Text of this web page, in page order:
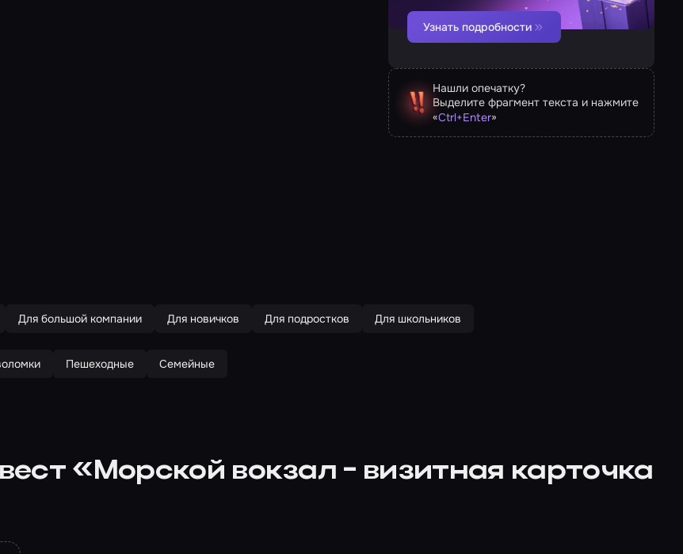
Узнать подробности
Нашли опечатку?
Выделите фрагмент текста и нажмите
«Ctrl+Enter»
Для большой компании Для новичков Для подростков Для школьников
Пешеходные Семейные
«Морской вокзал - визитная карточка